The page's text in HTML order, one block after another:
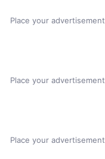
Place your advertisement
Place your advertisement
Place your advertisement